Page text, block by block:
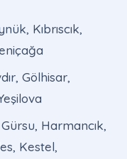
Kıbrıscık,
Gölhisar,
Harmancık,
Kestel,